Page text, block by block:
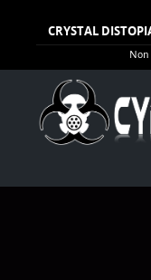
CRYSTAL